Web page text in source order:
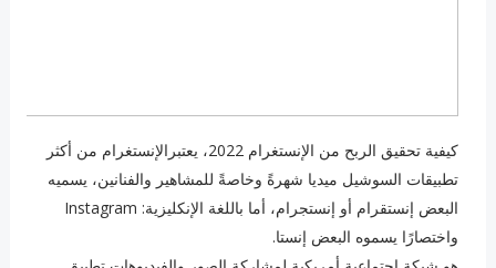
كيفية تحقيق الربح من الإنستغرام 2022، يعتبرالإنستغرام من أكثر
تطبيقات السوشيل ميديا شهرةً وخاصةً للمشاهير والفنانين، يسميه
البعض إنستقرام أو إنستجرام، أما باللغة الإنكليزية: Instagram
واختصارًا يسموه البعض إنستا.